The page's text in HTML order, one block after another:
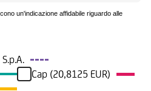
un'indicazione affidabile riguardo alle
Cap (20,8125 EUR)